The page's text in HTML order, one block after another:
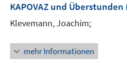
KAPOVAZ und Überstunden
Klevemann, Joachim;
mehr Informationen